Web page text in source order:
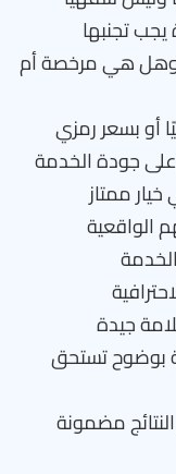
تجنبها
وهل هي مرخصة أم
أو بسعر رمزي
جودة الخدمة
ممتاز
الواقعية
جيدة
بوضوح تستحق
مضمونة